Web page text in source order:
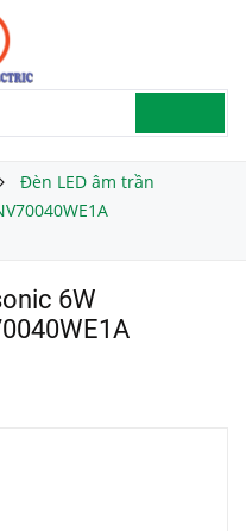
Đèn LED âm trần
6W